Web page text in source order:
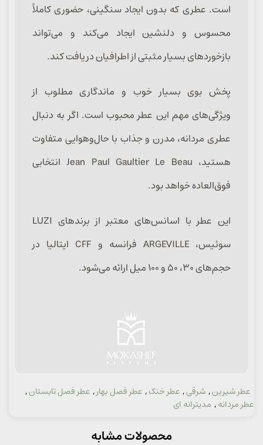
است. عطری که بدون ایجاد سنگینی، حضوری کاملاً
محسوس و دلنشین ایجاد می‌کند و می‌تواند
بازخوردهای بسیار مثبتی از اطرافیان دریافت کند.
پخش بوی بسیار خوب و ماندگاری مطلوب از
ویژگی‌های مهم این عطر محبوب است. اگر به دنبال
عطری مردانه، مدرن و جذاب با حال‌وهوایی متفاوت
هستید، Jean Paul Gaultier Le Beau انتخابی
فوق‌العاده خواهد بود.
این عطر با اسانس‌های معتبر از برندهای LUZI
سوئیس، ARGEVILLE فرانسه و CFF ایتالیا در
حجم‌های ۳۰، ۵۰ و ۱۰۰ میل ارائه می‌شود.
عطر شیرین, شرقی, عطر خنک, عطر فصل بهار, عطر فصل تابستان,
عطر مردانه, مدیترانه ای
محصولات مشابه